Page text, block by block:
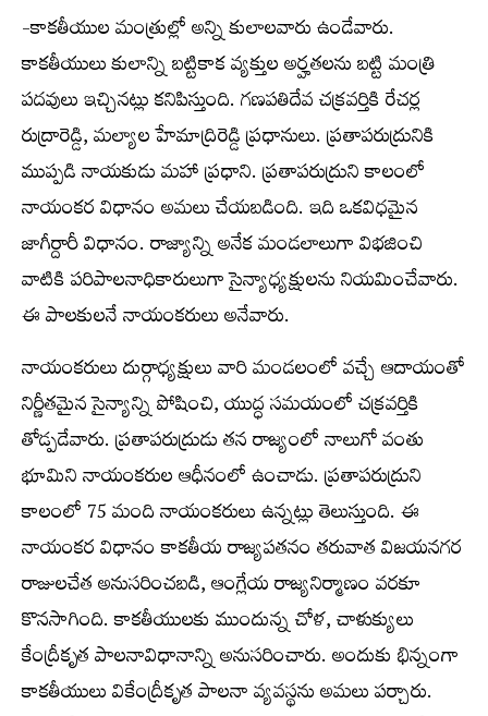
-కాకతీయుల మంత్రుల్లో అన్ని కులాలవారు ఉండేవారు.
కాకతీయులు కులాన్ని బట్టికాక వ్యక్తుల అర్హతలను బట్టి మంత్రి
పదవులు ఇచ్చినట్లు కనిపిస్తుంది. గణపతిదేవ చక్రవర్తికి రేచర్ల
రుద్రారెడ్డి, మల్యాల హేమాద్రిరెడ్డి ప్రధానులు. ప్రతాపరుద్రునికి
ముప్పడి నాయకుడు మహా ప్రధాని. ప్రతాపరుద్రుని కాలంలో
నాయంకర విధానం అమలు చేయబడింది. ఇది ఒకవిధమైన
జాగీర్దారీ విధానం. రాజ్యాన్ని అనేక మండలాలుగా విభజించి
వాటికి పరిపాలనాధికారులుగా సైన్యాధ్యక్షులను నియమించేవారు.
ఈ పాలకులనే నాయంకరులు అనేవారు.
నాయంకరులు దుర్గాధ్యక్షులు వారి మండలంలో వచ్చే ఆదాయంతో
నిర్ణీతమైన సైన్యాన్ని పోషించి, యుద్ధ సమయంలో చక్రవర్తికి
తోడ్పడేవారు. ప్రతాపరుద్రుడు తన రాజ్యంలో నాలుగో వంతు
భూమిని నాయంకరుల ఆధీనంలో ఉంచాడు. ప్రతాపరుద్రుని
కాలంలో 75 మంది నాయంకరులు ఉన్నట్లు తెలుస్తుంది. ఈ
నాయంకర విధానం కాకతీయ రాజ్యపతనం తరువాత విజయనగర
రాజులచేత అనుసరించబడి, ఆంగ్లేయ రాజ్యనిర్మాణం వరకూ
కొనసాగింది. కాకతీయులకు ముందున్న చోళ, చాళుక్యులు
కేంద్రీకృత పాలనావిధానాన్ని అనుసరించారు. అందుకు భిన్నంగా
కాకతీయులు వికేంద్రీకృత పాలనా వ్యవస్థను అమలు పర్చారు.